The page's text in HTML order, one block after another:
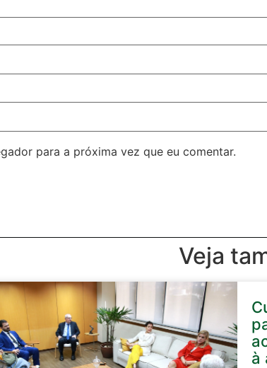
para a próxima vez que eu comentar.
Veja
à